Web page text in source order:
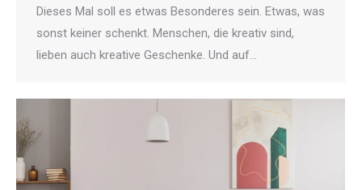
Dieses Mal soll es etwas Besonderes sein. Etwas, was
sonst keiner schenkt. Menschen, die kreativ sind,
lieben auch kreative Geschenke. Und auf…